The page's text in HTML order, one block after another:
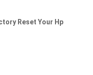
Reset Your Hp